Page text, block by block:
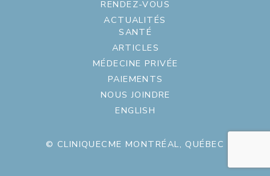
RENDEZ-VOUS
ACTUALITÉS
SANTÉ
ARTICLES
MÉDECINE PRIVÉE
PAIEMENTS
NOUS JOINDRE
ENGLISH
© CLINIQUECME MONTRÉAL, QUÉBEC